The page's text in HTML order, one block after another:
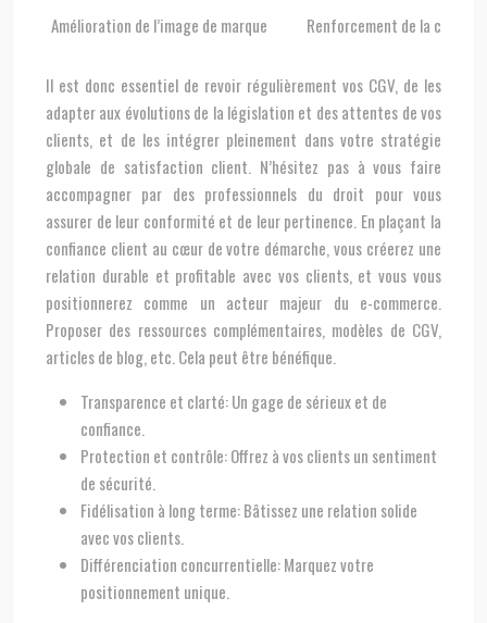
Amélioration de l’image de marque
Renforcement de la
Il est donc essentiel de revoir régulièrement vos CGV, de les
adapter aux évolutions de la législation et des attentes de vos
clients, et de les intégrer pleinement dans votre stratégie
globale de satisfaction client. N’hésitez pas à vous faire
accompagner par des professionnels du droit pour vous
assurer de leur conformité et de leur pertinence. En plaçant la
confiance client au cœur de votre démarche, vous créerez une
relation durable et profitable avec vos clients, et vous vous
positionnerez comme un acteur majeur du e-commerce.
Proposer des ressources complémentaires, modèles de CGV,
articles de blog, etc. Cela peut être bénéfique.
Transparence et clarté: Un gage de sérieux et de
confiance.
Protection et contrôle: Offrez à vos clients un sentiment
de sécurité.
Fidélisation à long terme: Bâtissez une relation solide
avec vos clients.
Différenciation concurrentielle: Marquez votre
positionnement unique.